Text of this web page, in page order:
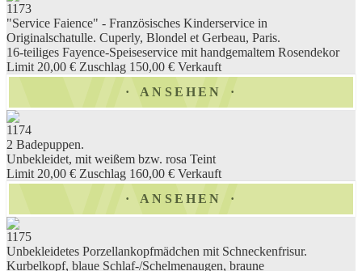
1173
"Service Faience" - Französisches Kinderservice in
Originalschatulle. Cuperly, Blondel et Gerbeau, Paris.
16-teiliges Fayence-Speiseservice mit handgemaltem Rosendekor
Limit 20,00 € Zuschlag 150,00 € Verkauft
ANSEHEN
1174
2 Badepuppen.
Unbekleidet, mit weißem bzw. rosa Teint
Limit 20,00 € Zuschlag 160,00 € Verkauft
ANSEHEN
1175
Unbekleidetes Porzellankopfmädchen mit Schneckenfrisur.
Kurbelkopf, blaue Schlaf-/Schelmenaugen, braune